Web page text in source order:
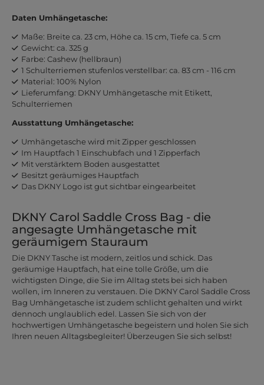
Daten Umhängetasche:
Maße: Breite ca. 23 cm, Höhe ca. 15 cm, Tiefe ca. 5 cm
Gewicht: ca. 325 g
Farbe: Cashew (hellbraun)
1 Schulterriemen stufenlos verstellbar: ca. 83 cm - 116 cm
Material: 100% Nylon
Lieferumfang: DKNY Umhängetasche mit Etikett,
Schulterriemen
Ausstattung Umhängetasche:
Umhängetasche wird mit Zipper geschlossen
Im Hauptfach 1 Einschubfach und 1 Zipperfach
Mit verstärktem Boden ausgestattet
Besitzt geräumiges Hauptfach
Das DKNY Logo ist gut sichtbar eingearbeitet
DKNY Carol Saddle Cross Bag - die
angesagte Umhängetasche mit
geräumigem Stauraum
Die DKNY Tasche ist modern, zeitlos und schick. Das
geräumige Hauptfach, hat eine tolle Größe, um die
wichtigsten Dinge, die Sie im Alltag stets bei sich haben
wollen, im Inneren zu verstauen. Die DKNY Carol Saddle Cross
Bag Umhängetasche ist zudem schlicht gehalten und wirkt
dennoch unglaublich edel. Lassen Sie sich von der
hochwertigen Umhängetasche begeistern und holen Sie sich
Ihren neuen Alltagsbegleiter! Überzeugen Sie sich selbst!